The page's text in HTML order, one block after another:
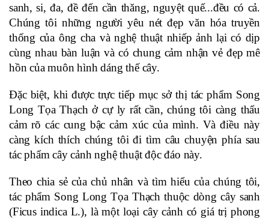
sanh, si, đa, đề đến cần thăng, nguyệt quế...đều có cả.
Chúng tôi những người yêu nét đẹp văn hóa truyền
thống của ông cha và nghệ thuật nhiếp ảnh lại có dịp
cùng nhau bàn luận và có chung cảm nhận vẻ đẹp mê
hồn của muôn hình dáng thế cây.
Đặc biệt, khi được trực tiếp mục sở thị tác phẩm Song
Long Tọa Thạch ở cự ly rất cần, chúng tôi càng thấu
cảm rõ các cung bậc cảm xúc của mình. Và điều này
càng kích thích chúng tôi đi tìm câu chuyện phía sau
tác phẩm cây cảnh nghệ thuật độc đáo này.
Theo chia sẻ của chủ nhân và tìm hiểu của chúng tôi,
tác phẩm Song Long Tọa Thạch thuộc dòng cây sanh
(Ficus indica L.), là một loại cây cảnh có giá trị phong